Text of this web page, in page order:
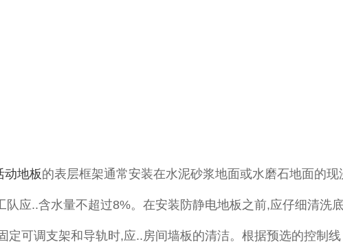
动地板的表层框架通常安装在水泥砂浆地面或水磨石地面的
队应..含水量不超过8%。在安装防静电地板之前,应仔细清洗
定可调支架和导轨时,应..房间墙板的清洁。根据预选的控制